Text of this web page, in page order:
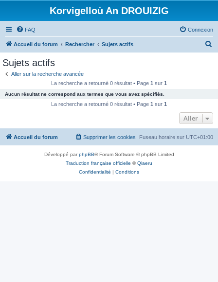
Korvigelloù An DROUIZIG
FAQ Connexion
Accueil du forum Rechercher Sujets actifs
c
e
Sujets actifs
Aller sur la recherche avancée
La recherche a retourné 0 résultat • Page 1 sur 1
Aucun résultat ne correspond aux termes que vous avez spécifiés.
La recherche a retourné 0 résultat • Page 1 sur 1
Aller
Accueil du forum Fuseau horaire sur UTC+01:00
Supprimer les cookies
Développé parphpBB® Forum Software © phpBB Limited
Traduction française officielle ©Qiaeru
Confidentialité | Conditions